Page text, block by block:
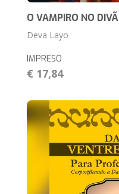
O VAMPIRO NO DIVÃ
Deva Layo
IMPRESO
€ 17,84